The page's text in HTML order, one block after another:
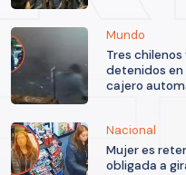
Mundo
Tres
detenidos en
cajero
Nacional
Mujer es
obligada a